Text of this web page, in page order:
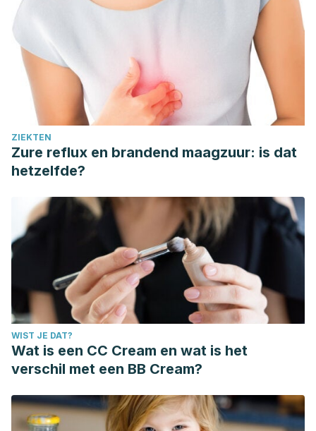
ZIEKTEN
Zure reflux en brandend maagzuur: is dat
hetzelfde?
WIST JE DAT?
Wat is een CC Cream en wat is het
verschil met een BB Cream?